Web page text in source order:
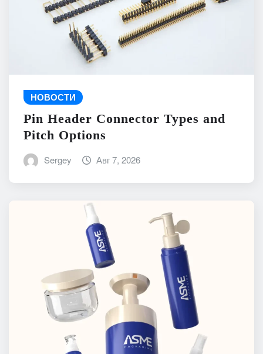
НОВОСТИ
Pin Header Connector Types and
Pitch Options
Sergey Авг 7, 2026